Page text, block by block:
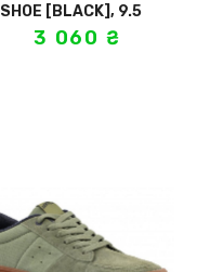
SHOE [BLACK], 9.5
3 060 ₴